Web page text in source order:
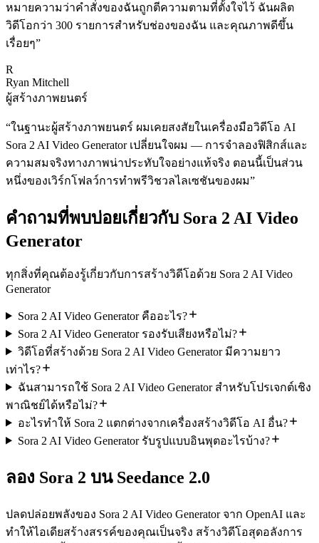
หมายความว่าคำสั่งของฉันถูกตีความตามที่ตั้งใจไว้ ฉันผลิต
วิดีโอกว่า 300 รายการสำหรับช่องของฉัน และคุณภาพดีขึ้น
เรื่อยๆ”
R
Ryan Mitchell
ผู้สร้างภาพยนตร์
“ในฐานะผู้สร้างภาพยนตร์ ผมเคยสงสัยในเครื่องมือวิดีโอ AI
Sora 2 AI Video Generator เปลี่ยนใจผม — การจำลองฟิสิกส์และ
ความสมจริงทางภาพน่าประทับใจอย่างแท้จริง ตอนนี้เป็นส่วน
หนึ่งของเวิร์กโฟลว์การทำพรีวิชวลไลเซชันของผม”
คำถามที่พบบ่อยเกี่ยวกับ Sora 2 AI Video
Generator
ทุกสิ่งที่คุณต้องรู้เกี่ยวกับการสร้างวิดีโอด้วย Sora 2 AI Video
Generator
Sora 2 AI Video Generator คืออะไร?
Sora 2 AI Video Generator รองรับเสียงหรือไม่?
วิดีโอที่สร้างด้วย Sora 2 AI Video Generator มีความยาว
เท่าไร?
ฉันสามารถใช้ Sora 2 AI Video Generator สำหรับโปรเจกต์เชิง
พาณิชย์ได้หรือไม่?
อะไรทำให้ Sora 2 แตกต่างจากเครื่องสร้างวิดีโอ AI อื่น?
Sora 2 AI Video Generator รับรูปแบบอินพุตอะไรบ้าง?
ลอง Sora 2 บน Seedance 2.0
ปลดปล่อยพลังของ Sora 2 AI Video Generator จาก OpenAI และ
ทำให้ไอเดียสร้างสรรค์ของคุณเป็นจริง สร้างวิดีโอสุดอลังการ